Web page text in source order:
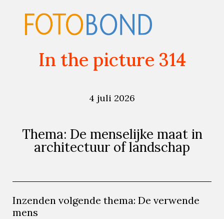
In the picture 314
4 juli 2026
Thema: De menselijke maat in
architectuur of landschap
Inzenden volgende thema: De verwende
mens